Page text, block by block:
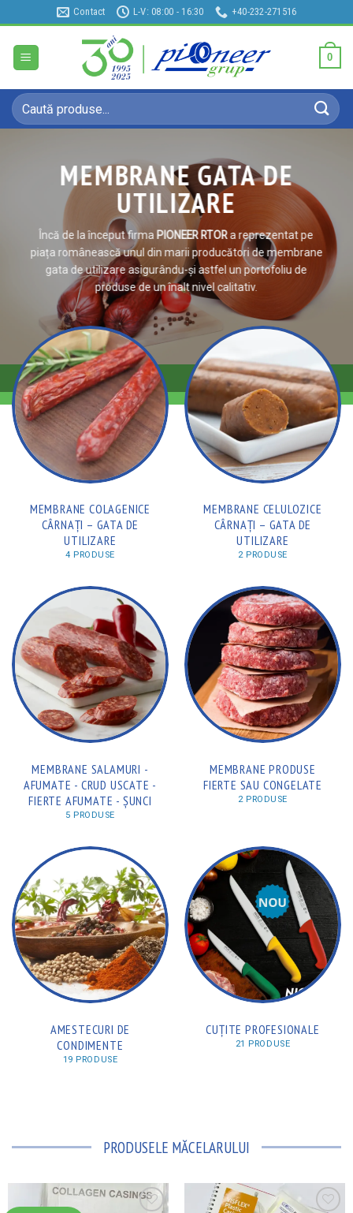
la
conținut
Contact L-V: 08:00 - 16:30 +40-232-271516
0
Caută
după:
MEMBRANE GATA DE
UTILIZARE
Încă de la început firma PIONEER RTORa reprezentat pe
piața românească unul din marii producători de membrane
gata de utilizare asigurându-și astfel un portofoliu de
produse de un înalt nivel calitativ.
MEMBRANE COMESTIBILE
ȘI NECOMESTIBILE
Membrane de calitate, celulozice și colagenice
AMESTECURI DE
CONDIMENTE
Soluții tehnice în industria alimentară
MEMBRANE COLAGENICE
CÂRNAȚI – GATA DE
UTILIZARE
4 PRODUSE
MEMBRANE CELULOZICE
CÂRNAȚI – GATA DE
UTILIZARE
2 PRODUSE
MEMBRANE SALAMURI -
AFUMATE - CRUD USCATE -
FIERTE AFUMATE - ȘUNCI
5 PRODUSE
MEMBRANE PRODUSE
FIERTE SAU CONGELATE
2 PRODUSE
AMESTECURI DE
CONDIMENTE
19 PRODUSE
CUȚITE PROFESIONALE
21 PRODUSE
PRODUSELE MĂCELARULUI